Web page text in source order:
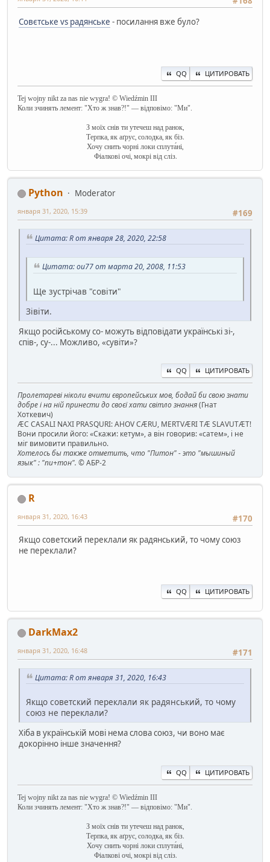
Совєтське vs радянське - посилання вже було?
QQ ЦИТИРОВАТЬ
Tej wojny nikt za nas nie wygra! © Wiedźmin III
Коли зчинять лемент: "Хто ж знав?!" — відповімо: "Ми".
З моїх снів ти утечеш над ранок,
Терпка, як аґрус, солодка, як біз.
Хочу снить чорні локи сплута́ні,
Фіалкові очі, мокрі від сліз.
Python
Moderator
#169
января 31, 2020, 15:39
Цитата: R от января 28, 2020, 22:58
Цитата: ou77 от марта 20, 2008, 11:53
Ще зустрічав "совіти"
Зівіти.
Якщо російському со- можуть відповідати українські зі-,
спів-, су-... Можливо, «сувіти»?
QQ ЦИТИРОВАТЬ
Пролетареві ніколи вчити європейських мов, бодай би свою знати
добре і на ній принести до своєї хати світло знання(Гнат
Хоткевич)
ÆC CASALI NAXI PRASQURI: AHOV CÆRU, MERTVÆRI TÆ SLAVUTÆT!
Вони просили його: «Скажи: кетум», а він говорив: «сатем», і не
міг вимовити правильно.
Хотелось бы также отметить, что "Питон" - это "мышиный
язык" : "пи+тон". © АБР-2
R
#170
января 31, 2020, 16:43
Якщо советский переклали як радянський, то чому союз
не переклали?
QQ ЦИТИРОВАТЬ
DarkMax2
#171
января 31, 2020, 16:48
Цитата: R от января 31, 2020, 16:43
Якщо советский переклали як радянський, то чому
союз не переклали?
Хіба в українській мові нема слова союз, чи воно має
докорінно інше значення?
QQ ЦИТИРОВАТЬ
Tej wojny nikt za nas nie wygra! © Wiedźmin III
Коли зчинять лемент: "Хто ж знав?!" — відповімо: "Ми".
З моїх снів ти утечеш над ранок,
Терпка, як аґрус, солодка, як біз.
Хочу снить чорні локи сплута́ні,
Фіалкові очі, мокрі від сліз.